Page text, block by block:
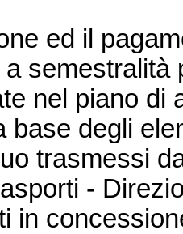
ed il
nel piano di
base degli
trasmessi
-
in